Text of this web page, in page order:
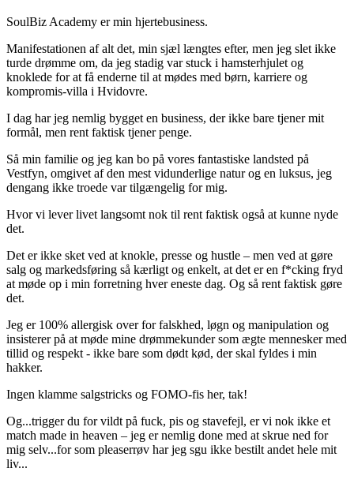
SoulBiz Academy er min hjertebusiness.
Manifestationen af alt det, min sjæl længtes efter, men jeg slet ikke
turde drømme om, da jeg stadig var stuck i hamsterhjulet og
knoklede for at få enderne til at mødes med børn, karriere og
kompromis-villa i Hvidovre.
I dag har jeg nemlig bygget en business, der ikke bare tjener mit
formål, men rent faktisk tjener penge.
Så min familie og jeg kan bo på vores fantastiske landsted på
Vestfyn, omgivet af den mest vidunderlige natur og en luksus, jeg
dengang ikke troede var tilgængelig for mig.
Hvor vi lever livet langsomt nok til rent faktisk også at kunne nyde
det.
Det er ikke sket ved at knokle, presse og hustle – men ved at gøre
salg og markedsføring så kærligt og enkelt, at det er en f*cking fryd
at møde op i min forretning hver eneste dag. Og så rent faktisk gøre
det.
Jeg er 100% allergisk over for falskhed, løgn og manipulation og
insisterer på at møde mine drømmekunder som ægte mennesker med
tillid og respekt - ikke bare som dødt kød, der skal fyldes i min
hakker.
Ingen klamme salgstricks og FOMO-fis her, tak!
Og...trigger du for vildt på fuck, pis og stavefejl, er vi nok ikke et
match made in heaven – jeg er nemlig done med at skrue ned for
mig selv...for som pleaserrøv har jeg sgu ikke bestilt andet hele mit
liv...